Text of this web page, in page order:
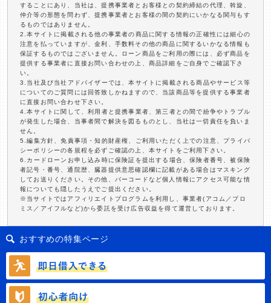
することにあり、当社は、提携事業者とお客様との契約締結の代理、斡旋、
仲介等の形態を問わず、提携事業者とお客様の間の契約にいかなる関与もす
るものではありません。
2.本サイトに掲載される他の事業者の商品に関する情報の正確性には細心の
注意を払っていますが、金利、手数料その他の商品に関するいかなる情報も
保証するものではございません。ローン商品をご利用の際には、必ず商品を
提供する事業者に直接お問い合わせの上、商品詳細をご自身でご確認下さ
い。
3.当社及び当社アドバイザーでは、本サイトに掲載される商品やサービス等
についてのご質問には回答致しかねますので、当該商品等を提供する事業者
に直接お問い合わせ下さい。
4.本サイトに関して、利用者と提携事業者、第三者との間で紛争やトラブル
が発生した場合、当事者間で解決を図るものとし、当社は一切責任を負いま
せん。
5.編集方針、免責事項・知的財産権、ご利用いただく上での注意、プライバ
シーポリシーの各規程を必ずご確認の上、本サイトをご利用下さい。
6.カードローンお申し込み時に保険証を提出する場合、保険者番号、被保険
者記号・番号、通院歴、臓器提供意思確認欄に記載がある場合はマスキング
してお送りください。その他、バーコードなど個人情報にアクセス可能な情
報についても隠したうえでご提出ください。
※当サイトではアフィリエイトプログラムを利用し、事業者(アコム／プロ
ミス／アイフルなど)から委託を受け広告収益を得て運営しております。
おすすめの特集ページ